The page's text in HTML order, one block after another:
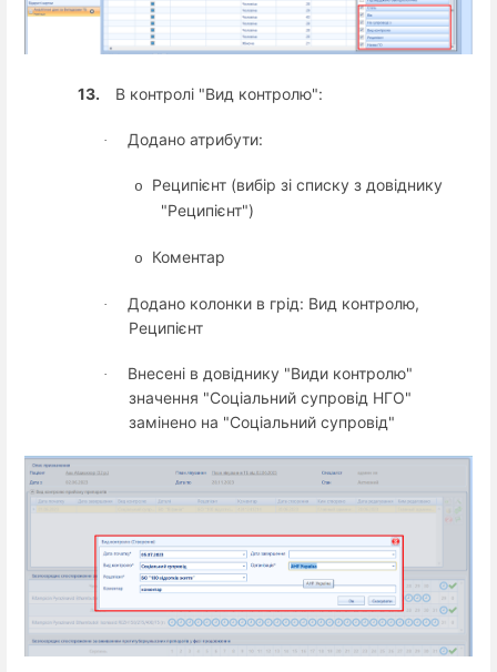
13. В контролі "Вид контролю":
· Доданоатрибути:
o
Реципієнт (вибір зі списку з довіднику
"Реципієнт")
o Коментар
·
Додано колонки в грід: Вид контролю,
Реципієнт
·
Внесені в довіднику "Види контролю"
значення "Соціальний супровід НГО"
замінено на "Соціальний супровід"